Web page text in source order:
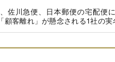
佐川急便、日本郵便の宅配便
顧客離れ」が懸念される1社の実